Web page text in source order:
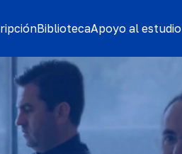
BibliotecaApoyo al estudio